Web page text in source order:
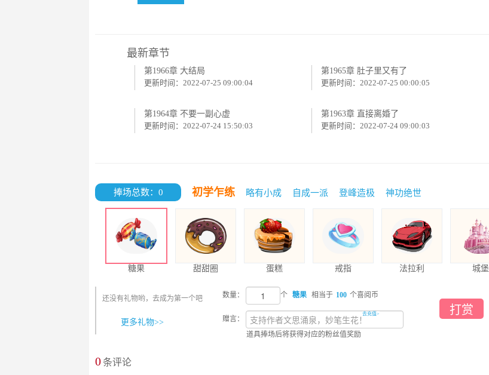
最新章节
第1966章 大结局
更新时间：2022-07-25 09:00:04
第1965章 肚子里又有了
更新时间：2022-07-25 00:00:05
第1964章 不要一副心虚
更新时间：2022-07-24 15:50:03
第1963章 直接离婚了
更新时间：2022-07-24 09:00:03
捧场总数：0 初学乍练 略有小成 自成一派 登峰造极 神功绝世
糖果 甜甜圈 蛋糕 戒指 法拉利 城堡
还没有礼物哟，去成为第一个吧
更多礼物>>
数量： 个 糖果 相当于 100 个喜阅币
去充值>
赠言：
道具捧场后将获得对应的粉丝值奖励
打赏
0条评论